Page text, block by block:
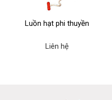
Luồn hạt phi thuyền
Liên hệ